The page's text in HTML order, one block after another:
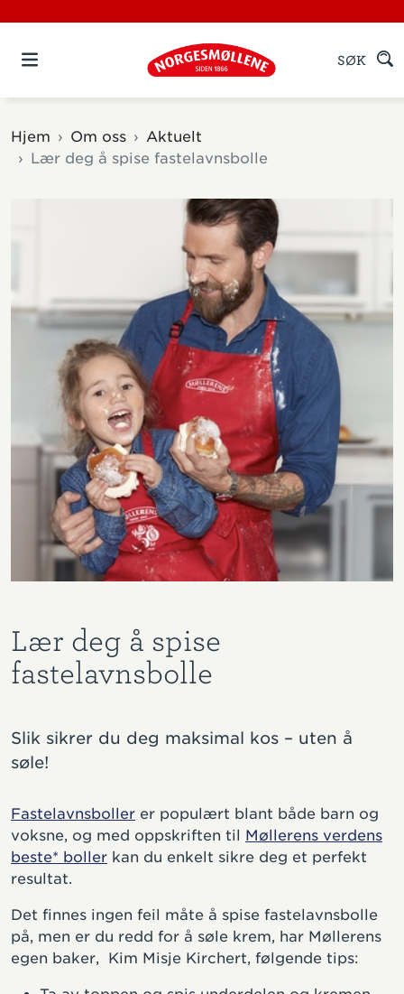
SØK
Hjem Om oss
Aktuelt
Lær deg å spise fastelavnsbolle
Lær deg å spise
fastelavnsbolle
Slik sikrer du deg maksimal kos – uten å
søle!
Fastelavnsboller er populært blant både barn og
voksne, og med oppskriften til Møllerens verdens
beste* boller kan du enkelt sikre deg et perfekt
resultat.
Det finnes ingen feil måte å spise fastelavnsbolle
på, men er du redd for å søle krem, har Møllerens
egen baker, Kim Misje Kirchert, følgende tips: